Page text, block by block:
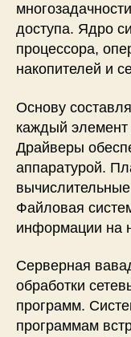
доступа. Ядро
процессора,
накопителей и
Основу
каждый
Драйверы
аппаратурой.
Файловая
информации на
Серверная
обработки
программ.
программам